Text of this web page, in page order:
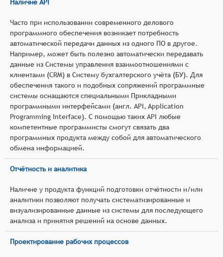
Наличие API
Часто при использовании современного делового
программного обеспечения возникает потребность
автоматической передачи данных из одного ПО в другое.
Например, может быть полезно автоматически передавать
данные из Системы управления взаимоотношениями с
клиентами (CRM) в Систему бухгалтерского учёта (БУ). Для
обеспечения такого и подобных сопряжений программные
системы оснащаются специальными Прикладными
программными интерфейсами (англ. API, Application
Programming Interface). С помощью таких API любые
компетентные программисты смогут связать два
программных продукта между собой для автоматического
обмена информацией.
Отчётность и аналитика
Наличие у продукта функций подготовки отчётности и/или
аналитики позволяют получать систематизированные и
визуализированные данные из системы для последующего
анализа и принятия решений на основе данных.
Проектирование рабочих процессов